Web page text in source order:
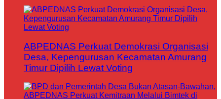
ABPEDNAS Perkuat Demokrasi Organisasi
Desa, Kepengurusan Kecamatan Amurang
Timur Dipilih Lewat Voting